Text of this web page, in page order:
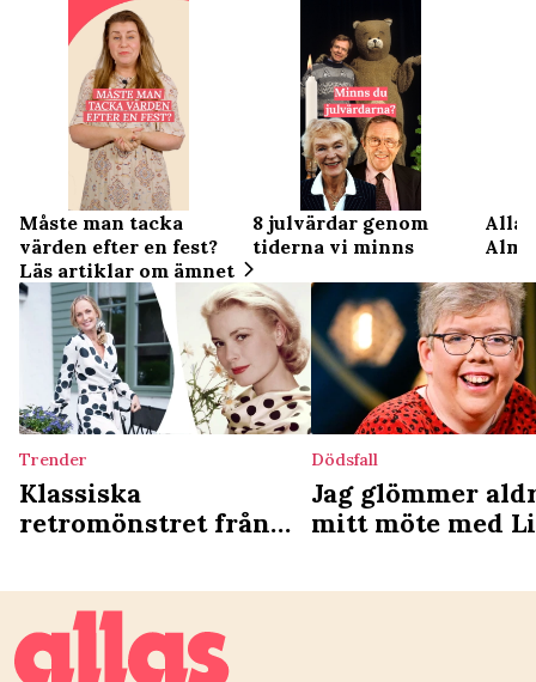
Måste man tacka
värden efter en fest?
8 julvärdar genom
tiderna vi minns
Läs artiklar om ämnet
Trender
Klassiska
retromönstret från
så fixar du stilen
Dödsfall
Jag glömmer
mitt möte med
hon mig